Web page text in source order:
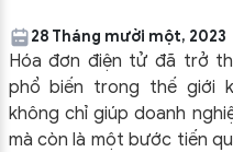
28 Tháng mười một, 2023
Hóa đơn điện tử đã trở
phổ biến trong thế giới
không chỉ giúp doanh
mà còn là một bước tiến